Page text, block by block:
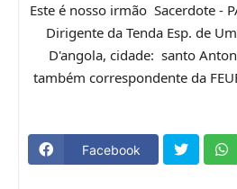
Este é nosso irmão Sacerdote -
Dirigente da Tenda Esp. de
D'angola, cidade: santo
também correspondente da
Facebook